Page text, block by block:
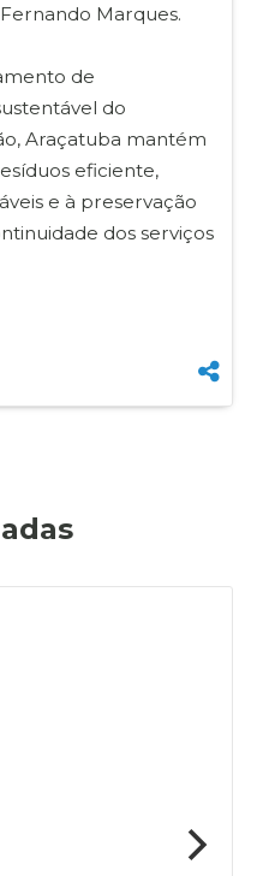
Marques.
de
do
Araçatuba mantém
eficiente,
e à preservação
dos serviços